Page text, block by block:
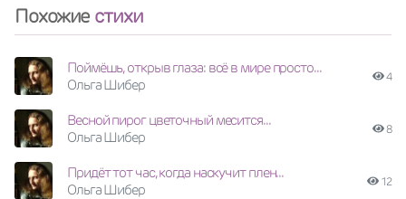
Похожие стихи
Поймёшь, открыв глаза: всё в мире просто...
Ольга Шибер
4
Весной пирог цветочный месится...
Ольга Шибер
8
Придёт тот час, когда наскучит плен...
Ольга Шибер
12